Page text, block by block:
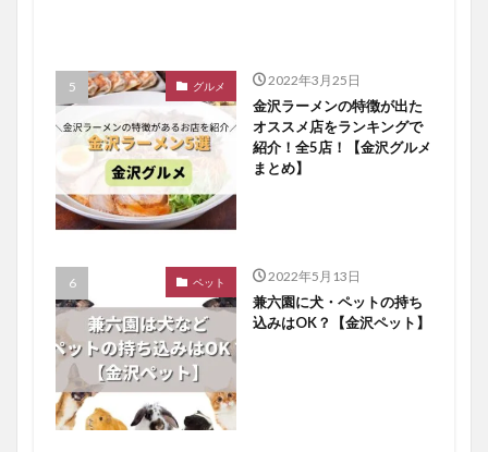
グルメ 2022年3月25日
金沢ラーメンの特徴が出た
オススメ店をランキングで
紹介！全5店！【金沢グルメ
まとめ】
ペット 2022年5月13日
兼六園に犬・ペットの持ち
込みはOK？【金沢ペット】